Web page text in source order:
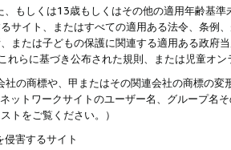
もしくは13歳もしくはその他の適用年齢基
サイト、またはすべての適用ある法令、条例
または子どもの保護に関連する適用ある政府
らに基づき公布された規則、または児童オン
社の商標や、甲またはその関連会社の商標の
ットワークサイトのユーザー名、グループ名
トをご覧ください。）
侵害するサイト